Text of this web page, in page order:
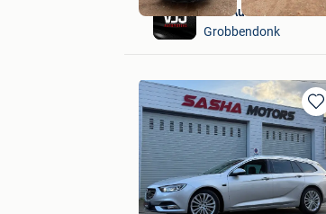
VDJ Automotive
Grobbendonk
in
Mijn